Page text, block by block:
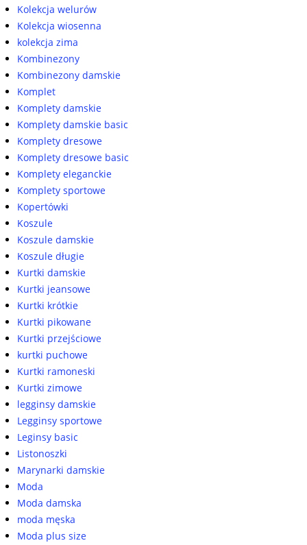
Kolekcja welurów
Kolekcja wiosenna
kolekcja zima
Kombinezony
Kombinezony damskie
Komplet
Komplety damskie
Komplety damskie basic
Komplety dresowe
Komplety dresowe basic
Komplety eleganckie
Komplety sportowe
Kopertówki
Koszule
Koszule damskie
Koszule długie
Kurtki damskie
Kurtki jeansowe
Kurtki krótkie
Kurtki pikowane
Kurtki przejściowe
kurtki puchowe
Kurtki ramoneski
Kurtki zimowe
legginsy damskie
Legginsy sportowe
Leginsy basic
Listonoszki
Marynarki damskie
Moda
Moda damska
moda męska
Moda plus size